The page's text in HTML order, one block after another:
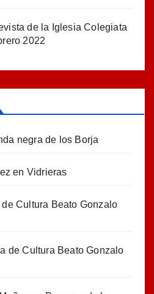
de la Iglesia Colegiata
2022
negra de los Borja
en Vidrieras
Cultura Beato Gonzalo
de Cultura Beato Gonzalo